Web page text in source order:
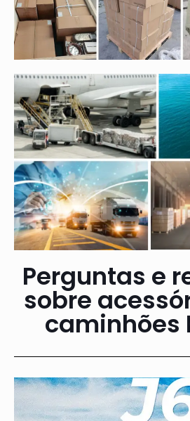
Perguntas e
sobre
caminhões